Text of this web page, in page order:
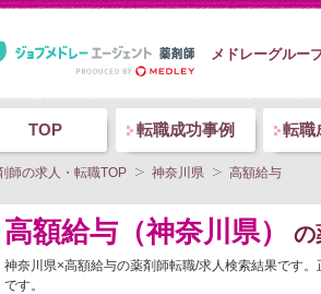
メドレーグルー
TOP 転職成功事例 転職
師の求人・転職TOP 神奈川県 高額給与
高額給与（神奈川県） の
神奈川県×高額給与の薬剤師転職/求人検索結果です
です。